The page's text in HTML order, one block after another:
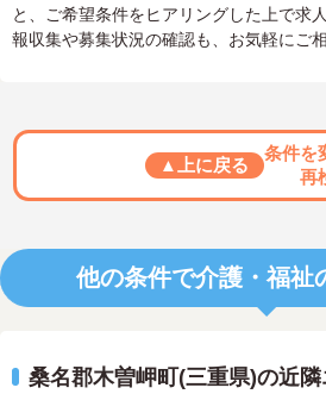
と、ご希望条件をヒアリングした上で求
報収集や募集状況の確認も、お気軽にご
▲上に戻る
条件を
再
他の条件で介護・福祉
桑名郡木曽岬町(三重県)の近